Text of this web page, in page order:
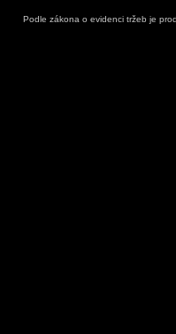
Podle zákona o evidenci tržeb je